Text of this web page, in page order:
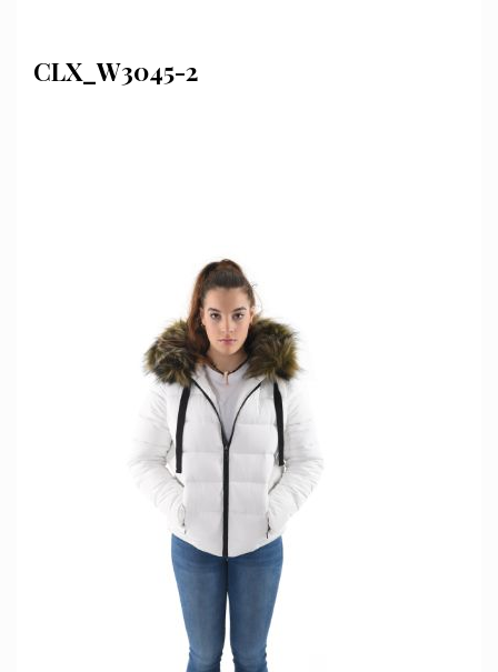
CLX_W3045-2